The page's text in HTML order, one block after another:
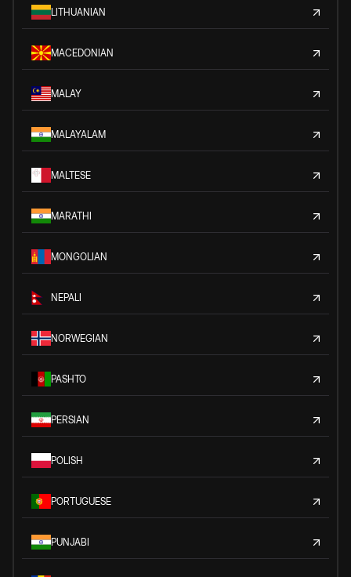
LITHUANIAN
MACEDONIAN
MALAY
MALAYALAM
MALTESE
MARATHI
MONGOLIAN
NEPALI
NORWEGIAN
PASHTO
PERSIAN
POLISH
PORTUGUESE
PUNJABI